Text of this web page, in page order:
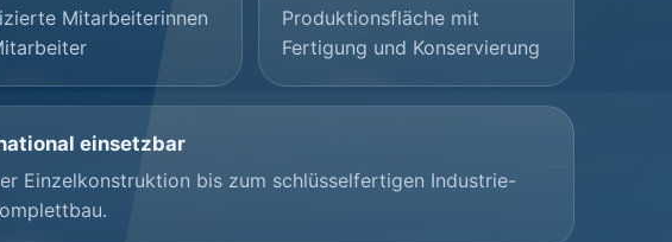
Mitarbeiterinnen
Produktionsfläche mit
Fertigung und Konservierung
einsetzbar
Einzelkonstruktion bis zum schlüsselfertigen Industrie-